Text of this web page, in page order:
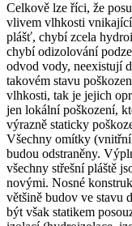
Celkově lze říci, že
vlivem vlhkosti
plášť, chybí zcela
chybí odizolování
odvod vody, neexistují
takovém stavu
vlhkosti, tak je jejich
jen lokální poškození,
výrazně staticky
Všechny omítky (vnitřní
budou odstraněny.
všechny střešní pláště
novými. Nosné
většině budov ve stavu
být však statikem